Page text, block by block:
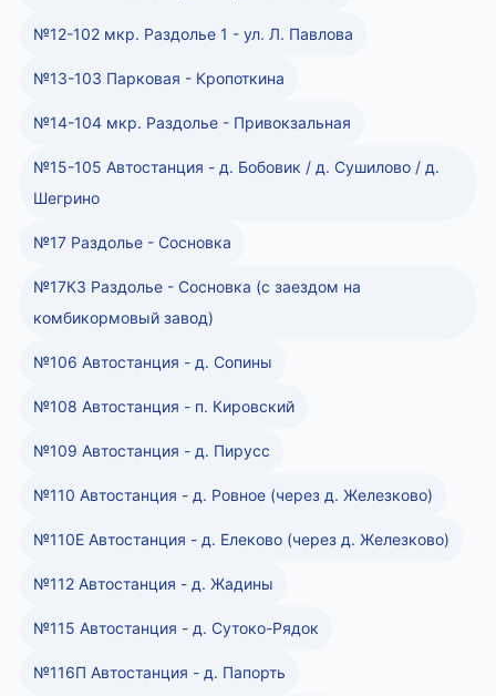
№12-102 мкр. Раздолье 1 - ул. Л. Павлова
№13-103 Парковая - Кропоткина
№14-104 мкр. Раздолье - Привокзальная
№15-105 Автостанция - д. Бобовик / д. Сушилово / д.
Шегрино
№17 Раздолье - Сосновка
№17КЗ Раздолье - Сосновка (с заездом на
комбикормовый завод)
№106 Автостанция - д. Сопины
№108 Автостанция - п. Кировский
№109 Автостанция - д. Пирусс
№110 Автостанция - д. Ровное (через д. Железково)
№110Е Автостанция - д. Елеково (через д. Железково)
№112 Автостанция - д. Жадины
№115 Автостанция - д. Сутоко-Рядок
№116П Автостанция - д. Папорть